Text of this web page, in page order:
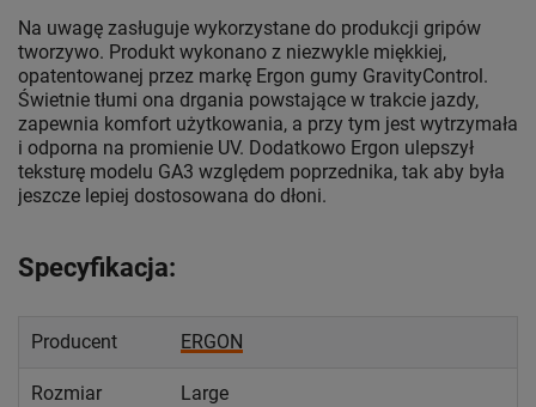
Na uwagę zasługuje wykorzystane do produkcji gripów
tworzywo. Produkt wykonano z niezwykle miękkiej,
opatentowanej przez markę Ergon gumy GravityControl.
Świetnie tłumi ona drgania powstające w trakcie jazdy,
zapewnia komfort użytkowania, a przy tym jest wytrzymała
i odporna na promienie UV. Dodatkowo Ergon ulepszył
teksturę modelu GA3 względem poprzednika, tak aby była
jeszcze lepiej dostosowana do dłoni.
Specyfikacja:
Producent ERGON
Rozmiar Large